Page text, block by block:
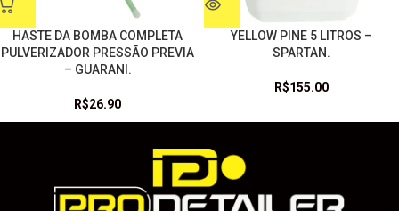
HASTE DA BOMBA COMPLETA
PULVERIZADOR PRESSÃO PREVIA
– GUARANI.
R$26.90
YELLOW PINE 5 LITROS –
SPARTAN.
R$155.00